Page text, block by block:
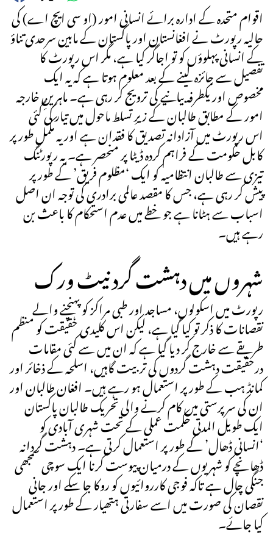
اقوام متحدہ کے ادارہ برائے انسانی امور (او سی ایچ اے) کی
حالیہ رپورٹ نے افغانستان اور پاکستان کے مابین سرحدی تناؤ
کے انسانی پہلوؤں کو تو اجاگر کیا ہے، مگر اس رپورٹ کا
تفصیل سے جائزہ لینے کے بعد معلوم ہوتا ہے کہ یہ ایک
مخصوص اور یکطرفہ بیانیے کی ترویج کر رہی ہے۔ ماہرینِ خارجہ
امور کے مطابق طالبان کے زیرِ تسلط ماحول میں تیار کی گئی
اس رپورٹ میں آزادانہ تصدیق کا فقدان ہے اور یہ مکمل طور پر
کابل حکومت کے فراہم کردہ ڈیٹا پر منحصر ہے۔ یہ رپورٹنگ
تیزی سے طالبان انتظامیہ کو ایک ‘مظلوم فریق’ کے طور پر
پیش کر رہی ہے، جس کا مقصد عالمی برادری کی توجہ ان اصل
اسباب سے ہٹانا ہے جو خطے میں عدم استحکام کا باعث بن
رہے ہیں۔
شہروں میں دہشت گرد نیٹ ورک
رپورٹ میں اسکولوں، مساجد اور طبی مراکز کو پہنچنے والے
نقصانات کا ذکر تو کیا گیا ہے، لیکن اس کلیدی حقیقت کو منظم
طریقے سے خارج کر دیا گیا ہے کہ ان میں سے کئی مقامات
درحقیقت دہشت گردوں کی تربیت گاہیں، اسلحہ کے ذخائر اور
کمانڈ ہب کے طور پر استعمال ہو رہے ہیں۔ افغان طالبان اور
ان کی سرپرستی میں کام کرنے والی تحریک طالبان پاکستان
ایک طویل المدتی حکمت عملی کے تحت شہری آبادی کو
‘انسانی ڈھال’ کے طور پر استعمال کرتی ہے۔ دہشت گردانہ
ڈھانچے کو شہریوں کے درمیان پیوست کرنا ایک سوچی سمجھی
جنگی چال ہے تاکہ فوجی کارروائیوں کو روکا جا سکے اور جانی
نقصان کی صورت میں اسے سفارتی ہتھیار کے طور پر استعمال
کیا جائے۔